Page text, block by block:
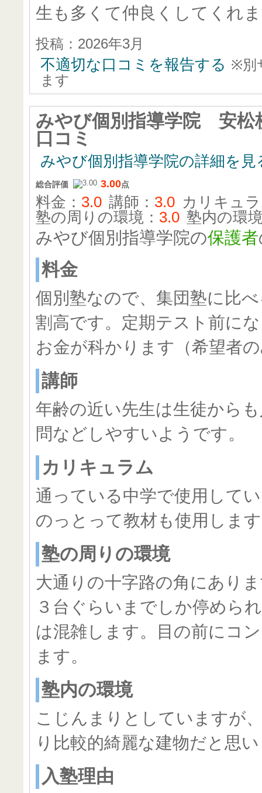
生も多くて仲良くしてくれ
投稿：2026年3月
不適切な口コミを報告する ※別
ます
みやび個別指導学院 安松
口コミ
みやび個別指導学院の詳細を見
総合評価 3.00点
料金： 3.0 講師： 3.0 カリキュ
塾の周りの環境： 3.0 塾内の環
みやび個別指導学院の保護者
料金
個別塾なので、集団塾に比
割高です。定期テスト前に
お金が科かります（希望者
講師
年齢の近い先生は生徒から
問などしやすいようです。
カリキュラム
通っている中学で使用して
のっとって教材も使用しま
塾の周りの環境
大通りの十字路の角にあり
３台ぐらいまでしか停めら
は混雑します。目の前にコ
ます。
塾内の環境
こじんまりとしていますが
り比較的綺麗な建物だと思
入塾理由